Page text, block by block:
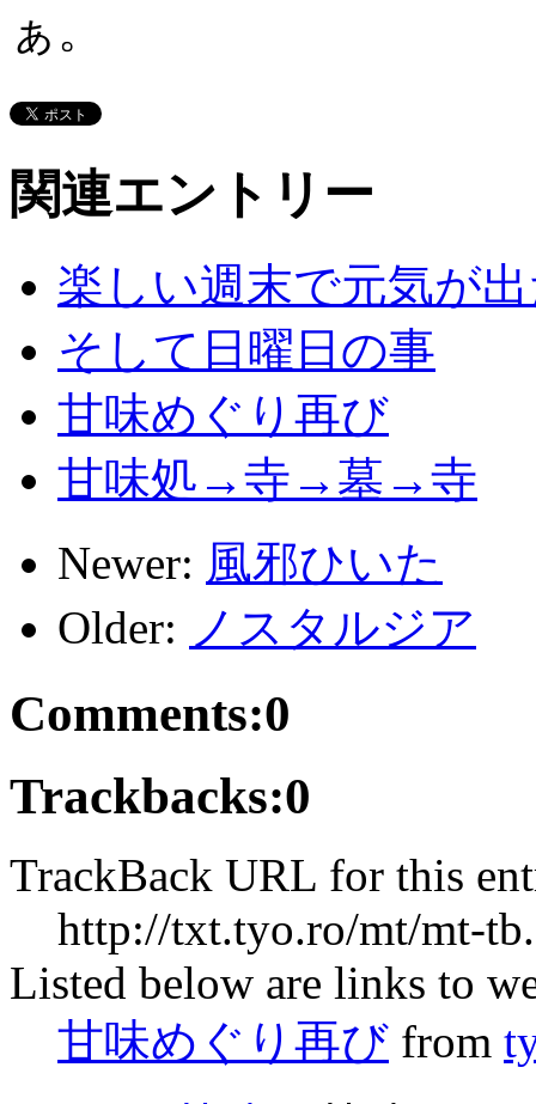
ぁ。
関連エントリー
楽しい週末で元気が
そして日曜日の事
甘味めぐり再び
甘味処→寺→墓→寺
Newer: 風邪ひいた
Older: ノスタルジア
Comments:0
Trackbacks:0
TrackBack URL for this
http://txt.tyo.ro/mt/mt-
Listed below are links to
甘味めぐり再び from